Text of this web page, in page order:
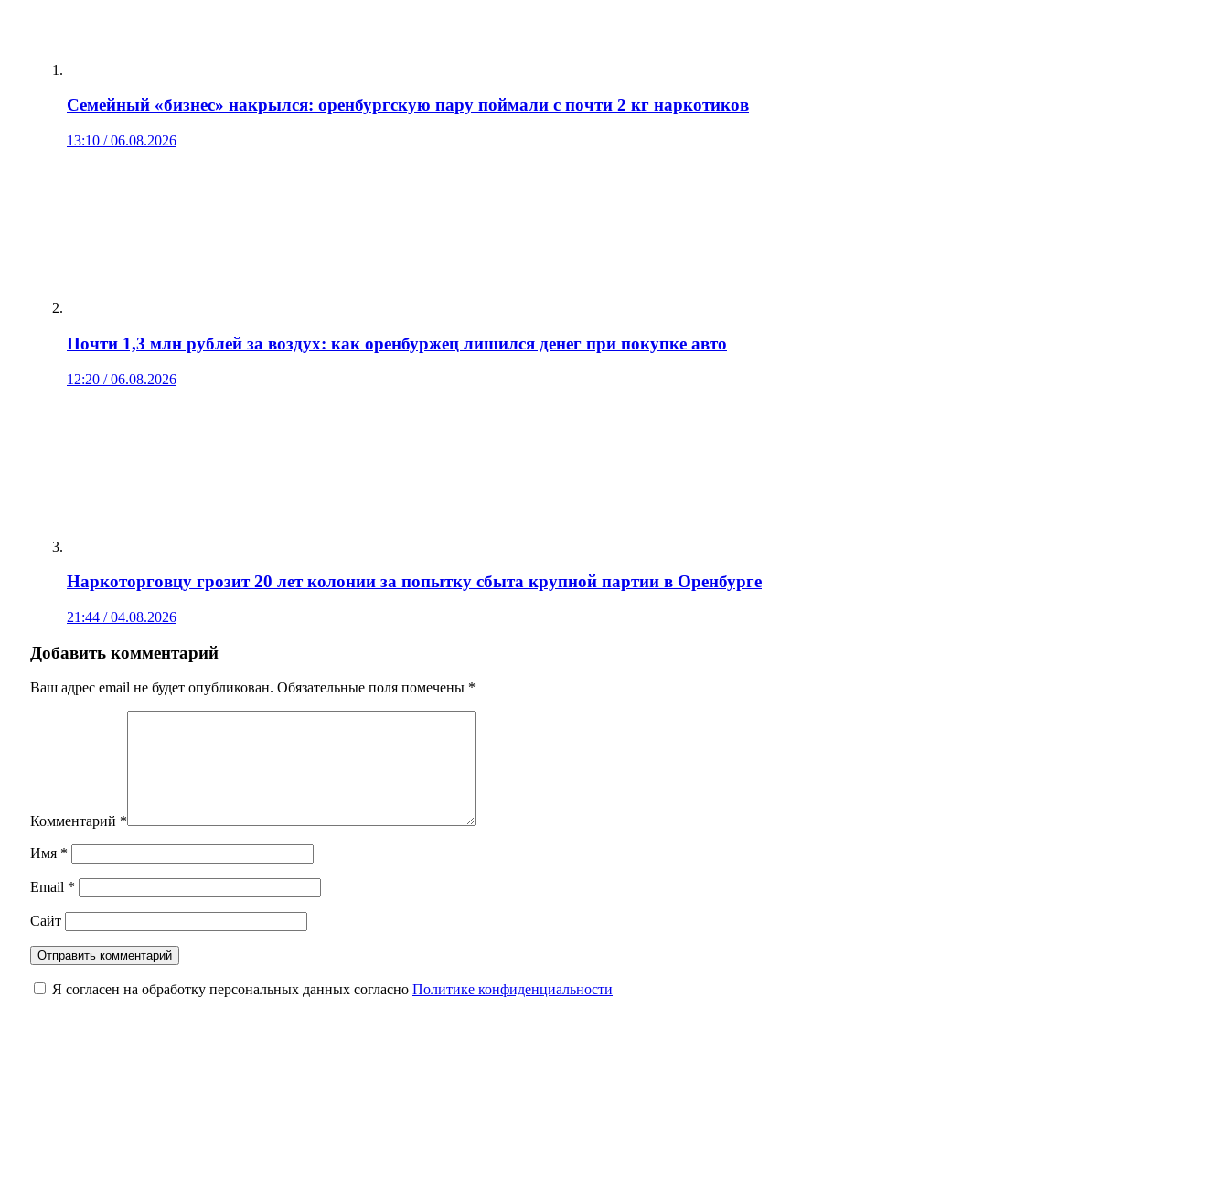
Семейный «бизнес» накрылся: оренбургскую пару поймали с почти 2 кг наркотиков
13:10 / 06.08.2026
Почти 1,3 млн рублей за воздух: как оренбуржец лишился денег при покупке авто
12:20 / 06.08.2026
Наркоторговцу грозит 20 лет колонии за попытку сбыта крупной партии в Оренбурге
21:44 / 04.08.2026
Добавить комментарий
Ваш адрес email не будет опубликован. Обязательные поля помечены *
Комментарий *
Имя *
Email *
Сайт
Я согласен на обработку персональных данных согласно Политике конфиденциальности